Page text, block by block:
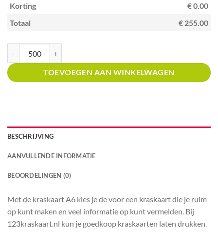
Korting
€ 0.00
Totaal
€ 255.00
TOEVOEGEN AAN WINKELWAGEN
BESCHRIJVING
AANVULLENDE INFORMATIE
BEOORDELINGEN (0)
Met de kraskaart A6 kies je de voor een kraskaart die je ruim
op kunt maken en veel informatie op kunt vermelden. Bij
123kraskaart.nl kun je goedkoop kraskaarten laten drukken.